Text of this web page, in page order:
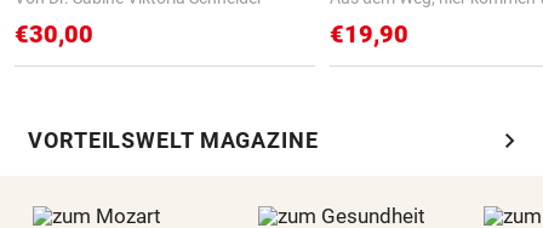
€30,00 €19,90
VORTEILSWELT MAGAZINE chevron_right